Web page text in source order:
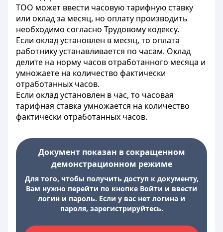
ТОО может ввести часовую тарифную ставку
или оклад за месяц, но оплату производить
необходимо согласно Трудовому кодексу.
Если оклад установлен в месяц, то оплата
работнику устанавливается по часам. Оклад
делите на норму часов отработанного месяца и
умножаете на количество фактически
отработанных часов.
Если оклад установлен в час, то часовая
тарифная ставка умножается на количество
фактически отработанных часов.
Документ показан в сокращенном
демонстрационном режиме
Для того, чтобы получить доступ к документу,
Вам нужно перейти по кнопке Войти и ввести
логин и пароль. Если у вас нет логина и
пароля, зарегистрируйтесь.